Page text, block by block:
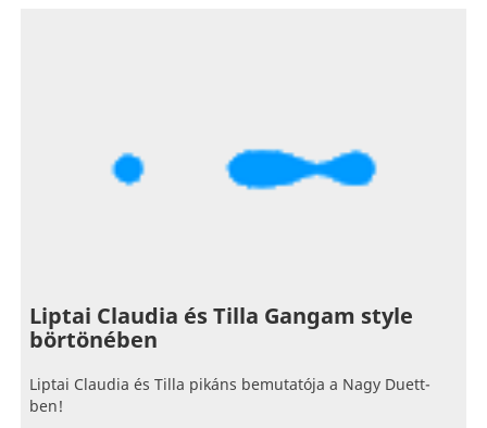
Liptai Claudia és Tilla Gangam style
börtönében
Liptai Claudia és Tilla pikáns bemutatója a Nagy Duett-
ben!